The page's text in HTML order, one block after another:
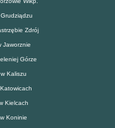
Zdrój
Jaworznie
Górze
Kaliszu
Kielcach
Koninie